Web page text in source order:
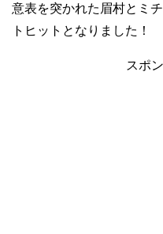
意表を突かれた眉村とミ
トヒットとなりました！
スポ